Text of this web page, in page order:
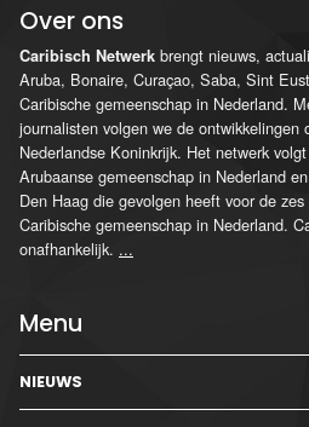
Over ons
Caribisch Netwerk brengt nieuws,
Aruba, Bonaire, Curaçao, Saba, Sint
Caribische gemeenschap in Nederland.
journalisten volgen we de ontwikkelingen
Nederlandse Koninkrijk. Het netwerk
Arubaanse gemeenschap in Nederland
Den Haag die gevolgen heeft voor de
Caribische gemeenschap in Nederland.
onafhankelijk. ...
Menu
NIEUWS